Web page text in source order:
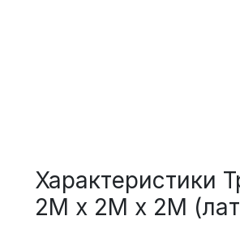
Характеристики
2M х 2M х 2M